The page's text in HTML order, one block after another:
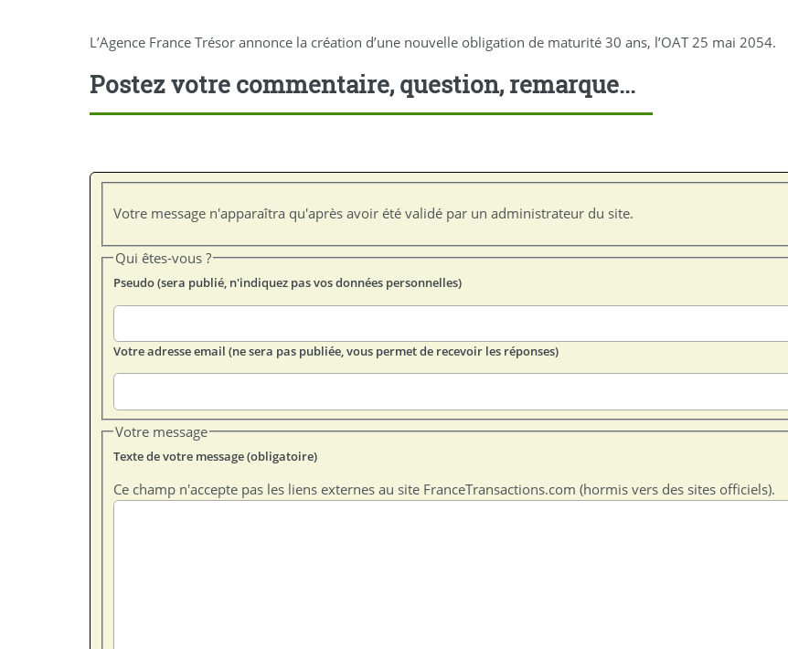
L’Agence France Trésor annonce la création d’une nouvelle obligation de maturité 30 ans, l’OAT 25 mai 2054.
Postez votre commentaire, question, remarque...
Votre message n'apparaîtra qu'après avoir été validé par un administrateur du site.
Qui êtes-vous ?
Pseudo (sera publié, n'indiquez pas vos données personnelles)
Votre adresse email (ne sera pas publiée, vous permet de recevoir les réponses)
Votre message
Texte de votre message (obligatoire)
Ce champ n'accepte pas les liens externes au site FranceTransactions.com (hormis vers des sites officiels).